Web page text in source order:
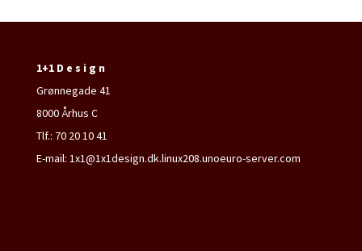
1+1 D e s i g n
Grønnegade 41
8000 Århus C
Tlf.: 70 20 10 41
E-mail: 1x1@1x1design.dk.linux208.unoeuro-server.com